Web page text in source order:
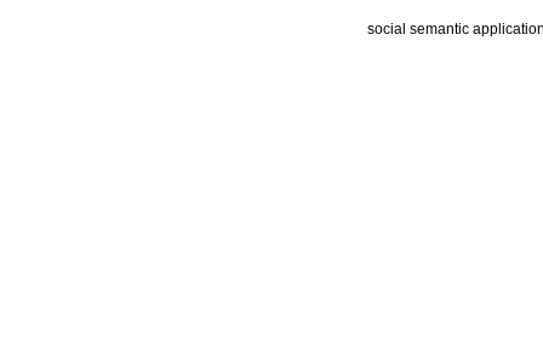
social semantic